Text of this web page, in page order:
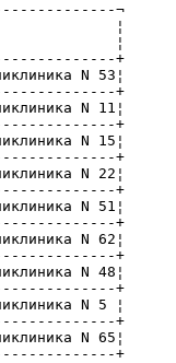
¬
¦
¦
+
N 53¦
+
N 11¦
+
N 15¦
+
N 22¦
+
N 51¦
+
N 62¦
+
N 48¦
+
N 5 ¦
+
N 65¦
+